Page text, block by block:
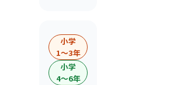
小学
1〜3年
小学
4〜6年